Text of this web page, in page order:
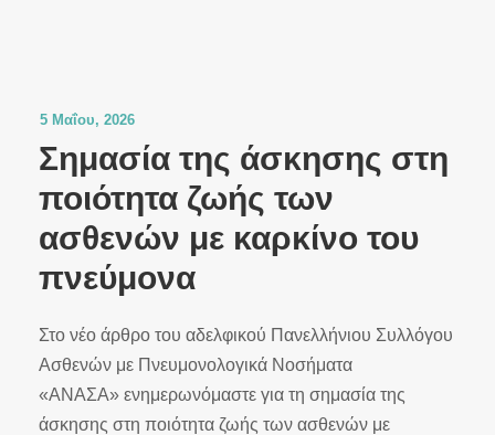
5 Μαΐου, 2026
Σημασία της άσκησης στη
ποιότητα ζωής των
ασθενών με καρκίνο του
πνεύμονα
Στο νέο άρθρο του αδελφικού Πανελλήνιου Συλλόγου
Ασθενών με Πνευμονολογικά Νοσήματα
«ΑΝΑΣΑ» ενημερωνόμαστε για τη σημασία της
άσκησης στη ποιότητα ζωής των ασθενών με